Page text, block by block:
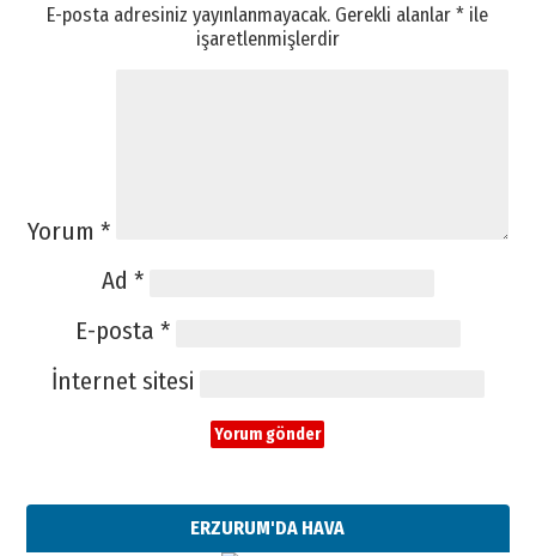
E-posta adresiniz yayınlanmayacak. Gerekli alanlar* ile
işaretlenmişlerdir
Yorum *
Ad *
E-posta *
İnternet sitesi
ERZURUM'DA HAVA